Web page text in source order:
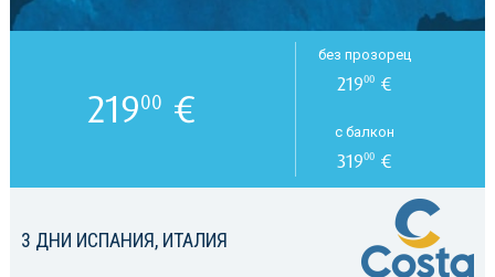
3 ДНИ ИСПАНИЯ, ИТАЛИЯ
21900 €
без прозорец
21900 €
с балкон
31900 €